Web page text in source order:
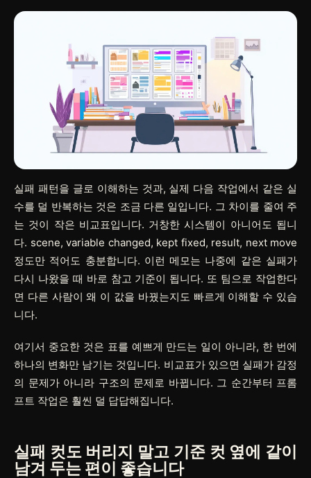
실패 패턴을 글로 이해하는 것과, 실제 다음 작업에서 같은 실
수를 덜 반복하는 것은 조금 다른 일입니다. 그 차이를 줄여 주
는 것이 작은 비교표입니다. 거창한 시스템이 아니어도 됩니
다. scene, variable changed, kept fixed, result, next move
정도만 적어도 충분합니다. 이런 메모는 나중에 같은 실패가
다시 나왔을 때 바로 참고 기준이 됩니다. 또 팀으로 작업한다
면 다른 사람이 왜 이 값을 바꿨는지도 빠르게 이해할 수 있습
니다.
여기서 중요한 것은 표를 예쁘게 만드는 일이 아니라, 한 번에
하나의 변화만 남기는 것입니다. 비교표가 있으면 실패가 감정
의 문제가 아니라 구조의 문제로 바뀝니다. 그 순간부터 프롬
프트 작업은 훨씬 덜 답답해집니다.
실패 컷도 버리지 말고 기준 컷 옆에 같이
남겨 두는 편이 좋습니다